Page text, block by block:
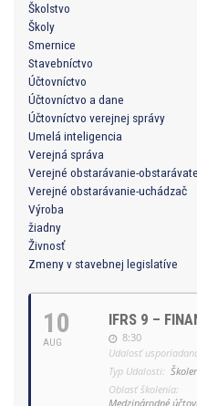
Školstvo
Školy
Smernice
Stavebníctvo
Účtovníctvo
Účtovníctvo a dane
Účtovníctvo verejnej správy
Umelá inteligencia
Verejná správa
Verejné obstarávanie-
Verejné obstarávanie-uchádzač
Výroba
žiadny
Živnosť
Zmeny v stavebnej legislatíve
10
AUG
IFRS 9 –
8:30
Udalosť
Typ Udalosti:
Oblasť školenia:
Medzinárodné